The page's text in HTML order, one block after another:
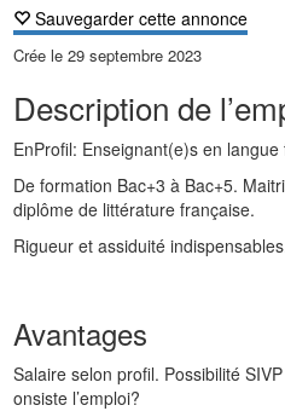
Sauvegarder cette annonce
Crée le29 septembre 2023
Description de
EnProfil: Enseignant(e)s en
De formation Bac+3 à Bac+5.
diplôme de littérature française.
Rigueur et assiduité
Avantages
Salaire selon profil. Possibilité
onsiste l’emploi?